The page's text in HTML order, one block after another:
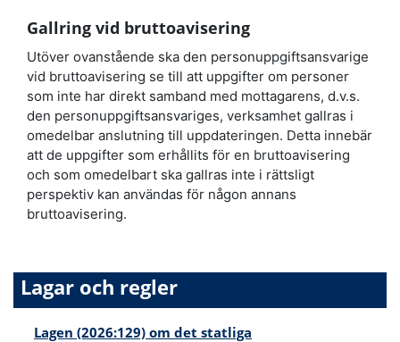
Gallring vid bruttoavisering
Utöver ovanstående ska den personuppgiftsansvarige
vid bruttoavisering se till att uppgifter om personer
som inte har direkt samband med mottagarens, d.v.s.
den personuppgiftsansvariges, verksamhet gallras i
omedelbar anslutning till uppdateringen. Detta innebär
att de uppgifter som erhållits för en bruttoavisering
och som omedelbart ska gallras inte i rättsligt
perspektiv kan användas för någon annans
bruttoavisering.
Lagar och regler
Lagen (2026:129) om det statliga